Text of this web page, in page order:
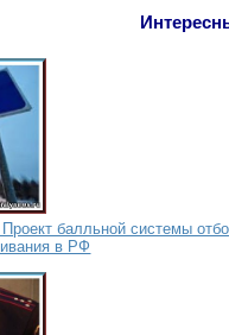
балльной системы
в РФ